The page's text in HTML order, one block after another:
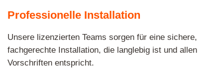
Professionelle Installation
Unsere lizenzierten Teams sorgen für eine sichere,
fachgerechte Installation, die langlebig ist und allen
Vorschriften entspricht.